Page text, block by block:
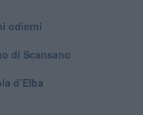
odierni
di Scansano
d’Elba